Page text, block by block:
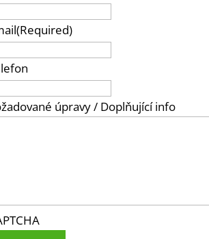
(Required)
úpravy / Doplňující info